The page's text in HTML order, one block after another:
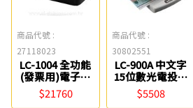
商品代號 :
27118023
LC-1004 全功能
(發票用)電子支
票機(觸控面板)
Life
$21760
商品代號 :
30802551
LC-900A 中文字
15位數光電投影
電子支票機(自動
夾紙) Life
$5508